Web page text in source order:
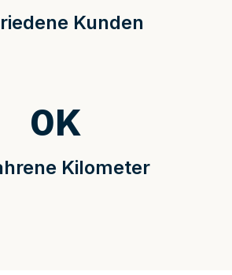
Kunden
Kilometer
0K